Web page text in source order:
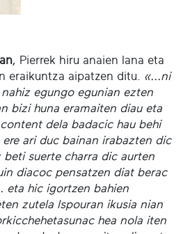
, Pierrek hiru anaien lana eta
eraikuntza aipatzen ditu. «...ni
egungo egunian ezten
bizi huna eramaiten diau eta
dela badacic hau behi
ari duc bainan irabazten dic
suerte charra dic aurten
diacoc pensatzen diat berac
eta hic igortzen bahien
zutela Ispouran ikusia nian
hea nola iten